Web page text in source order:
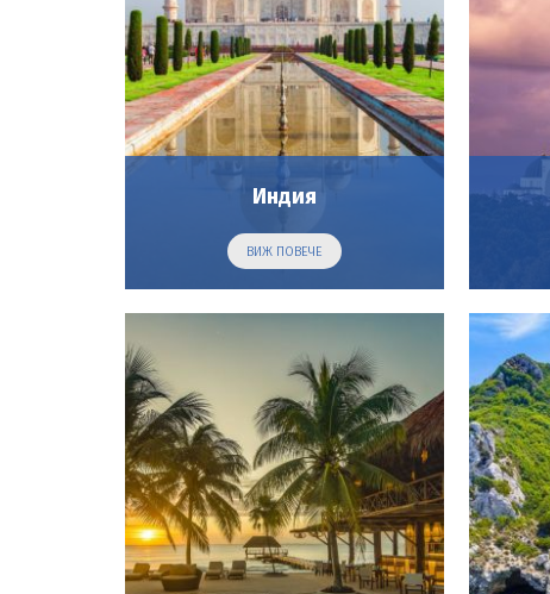
Индия
ВИЖ ПОВЕЧЕ